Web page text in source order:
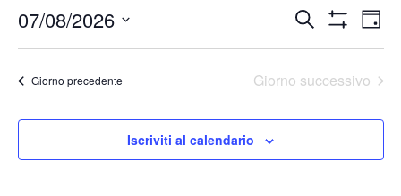
Agosto,
2026
Eventi
Ricerca
viste
Cerca
Filtri
07/08/2026
data.Giorno precedente Giorno successivo
Iscriviti al calendario